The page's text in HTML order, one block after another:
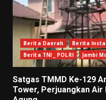
Berita Daerah
Berita
Berita TNI _ POLRI
Jambi
Satgas TMMD Ke-129
Tower, Perjuangkan Air